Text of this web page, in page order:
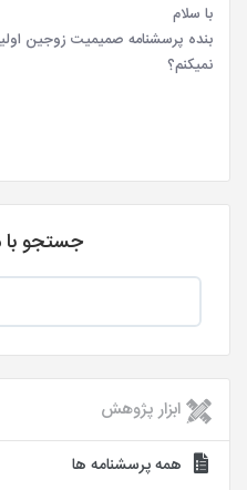
با سلام
نمیکنم؟
جستجو با
ابزار پژوهش
همه پرسشنامه ها